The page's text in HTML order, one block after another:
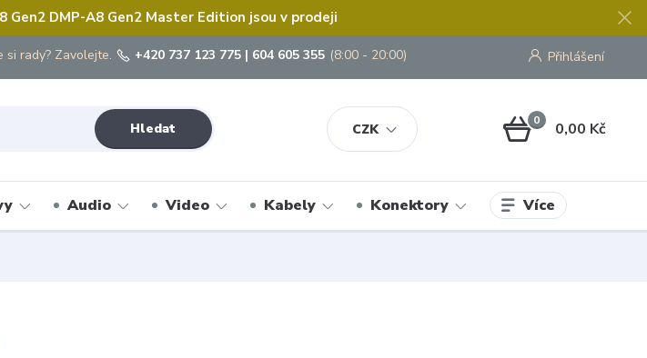
Gen2 DMP-A8 Gen2 Master Edition jsou v prodeji
CZK
Přihlášení
Hledat
si rady? Zavolejte. +420 737 123 775 | 604 605 355 (8:00 - 20:00)
0 0,00 Kč
Audio Video Kabely Konektory Více